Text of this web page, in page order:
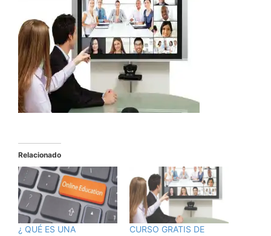
Relacionado
¿ QUÉ ES UNA
CURSO GRATIS DE